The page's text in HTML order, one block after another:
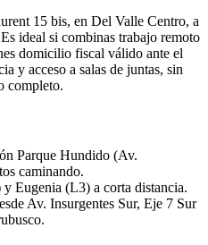
15 bis, en Del Valle Centro, a
ideal si combinas trabajo remoto
domicilio fiscal válido ante el
y acceso a salas de juntas, sin
completo.
Parque Hundido (Av.
caminando.
Eugenia (L3) a corta distancia.
Av. Insurgentes Sur, Eje 7 Sur